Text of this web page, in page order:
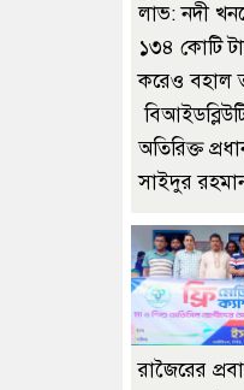
লাভ: নদী
১৩৪ কোটি
করেও বহাল
অতিরিক্ত
সাইদুর
রাজৈরের‌